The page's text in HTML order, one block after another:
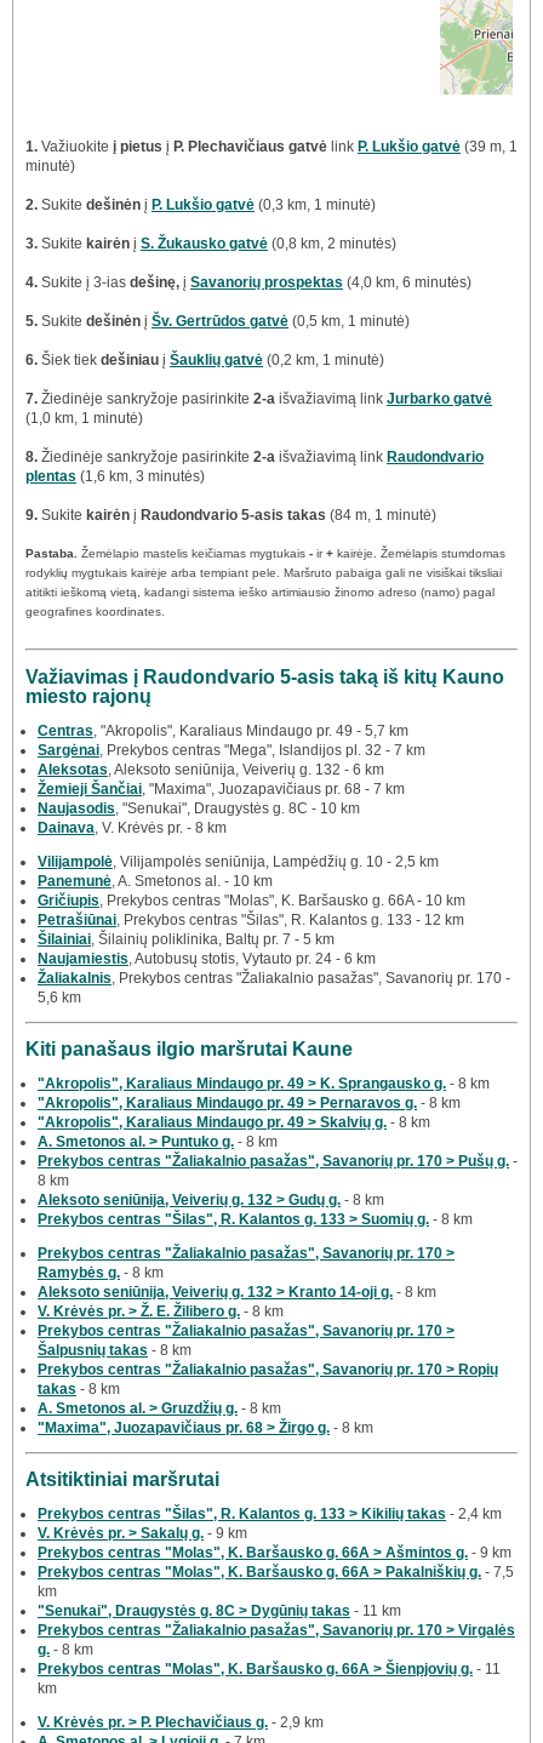
1. Važiuokite į pietus į P. Plechavičiaus gatvė link P. Lukšio gatvė (39 m, 1
minutė)
2. Sukite dešinėn į P. Lukšio gatvė (0,3 km, 1 minutė)
3. Sukite kairėn į S. Žukausko gatvė (0,8 km, 2 minutės)
4. Sukite į 3-ias dešinę, į Savanorių prospektas (4,0 km, 6 minutės)
5. Sukite dešinėn į Šv. Gertrūdos gatvė (0,5 km, 1 minutė)
6. Šiek tiek dešiniau į Šauklių gatvė (0,2 km, 1 minutė)
7. Žiedinėje sankryžoje pasirinkite 2-a išvažiavimą link Jurbarko gatvė
(1,0 km, 1 minutė)
8. Žiedinėje sankryžoje pasirinkite 2-a išvažiavimą link Raudondvario
plentas (1,6 km, 3 minutės)
9. Sukite kairėn į Raudondvario 5-asis takas (84 m, 1 minutė)
Pastaba. Žemėlapio mastelis keičiamas mygtukais - ir+ kairėje. Žemėlapis stumdomas
rodyklių mygtukais kairėje arba tempiant pele. Maršruto pabaiga gali ne visiškai tiksliai
atitikti ieškomą vietą, kadangi sistema ieško artimiausio žinomo adreso (namo) pagal
geografines koordinates.
Važiavimas į Raudondvario 5-asis taką iš kitų Kauno
miesto rajonų
Centras , "Akropolis", Karaliaus Mindaugo pr. 49 - 5,7 km
Sargėnai , Prekybos centras "Mega", Islandijos pl. 32 - 7 km
Aleksotas , Aleksoto seniūnija, Veiverių g. 132 - 6 km
Žemieji Šančiai , "Maxima", Juozapavičiaus pr. 68 - 7 km
Naujasodis , "Senukai", Draugystės g. 8C - 10 km
Dainava , V. Krėvės pr. - 8 km
Vilijampolė , Vilijampolės seniūnija, Lampėdžių g. 10 - 2,5 km
Panemunė , A. Smetonos al. - 10 km
Gričiupis , Prekybos centras "Molas", K. Baršausko g. 66A - 10 km
Petrašiūnai , Prekybos centras "Šilas", R. Kalantos g. 133 - 12 km
Šilainiai , Šilainių poliklinika, Baltų pr. 7 - 5 km
Naujamiestis , Autobusų stotis, Vytauto pr. 24 - 6 km
Žaliakalnis , Prekybos centras "Žaliakalnio pasažas", Savanorių pr. 170 -
5,6 km
Kiti panašaus ilgio maršrutai Kaune
"Akropolis", Karaliaus Mindaugo pr. 49 > K. Sprangausko g. - 8 km
"Akropolis", Karaliaus Mindaugo pr. 49 > Pernaravos g. - 8 km
"Akropolis", Karaliaus Mindaugo pr. 49 > Skalvių g. - 8 km
A. Smetonos al. > Puntuko g. - 8 km
Prekybos centras "Žaliakalnio pasažas", Savanorių pr. 170 > Pušų g. -
8 km
Aleksoto seniūnija, Veiverių g. 132 > Gudų g. - 8 km
Prekybos centras "Šilas", R. Kalantos g. 133 > Suomių g. - 8 km
Prekybos centras "Žaliakalnio pasažas", Savanorių pr. 170 >
Ramybės g. - 8 km
Aleksoto seniūnija, Veiverių g. 132 > Kranto 14-oji g. - 8 km
V. Krėvės pr. > Ž. E. Žilibero g. - 8 km
Prekybos centras "Žaliakalnio pasažas", Savanorių pr. 170 >
Šalpusnių takas - 8 km
Prekybos centras "Žaliakalnio pasažas", Savanorių pr. 170 > Ropių
takas - 8 km
A. Smetonos al. > Gruzdžių g. - 8 km
"Maxima", Juozapavičiaus pr. 68 > Žirgo g. - 8 km
Atsitiktiniai maršrutai
Prekybos centras "Šilas", R. Kalantos g. 133 > Kikilių takas - 2,4 km
V. Krėvės pr. > Sakalų g. - 9 km
Prekybos centras "Molas", K. Baršausko g. 66A > Ašmintos g. - 9 km
Prekybos centras "Molas", K. Baršausko g. 66A > Pakalniškių g. - 7,5
km
"Senukai", Draugystės g. 8C > Dygūnių takas - 11 km
Prekybos centras "Žaliakalnio pasažas", Savanorių pr. 170 > Virgalės
g. - 8 km
Prekybos centras "Molas", K. Baršausko g. 66A > Šienpjovių g. - 11
km
V. Krėvės pr. > P. Plechavičiaus g. - 2,9 km